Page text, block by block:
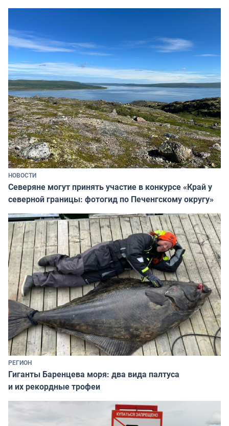
НОВОСТИ
Северяне могут принять участие в конкурсе «Край у
северной границы: фотогид по Печенгскому округу»
РЕГИОН
Гиганты Баренцева моря: два вида палтуса
и их рекордные трофеи